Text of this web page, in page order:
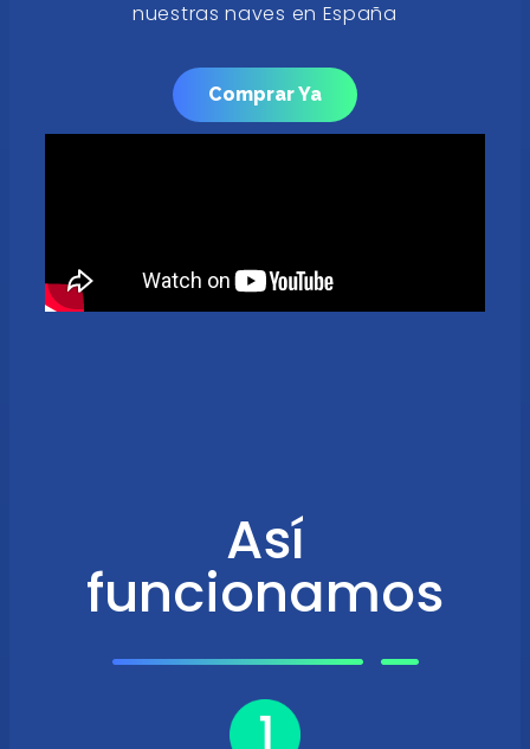
nuestras naves en España
Comprar Ya
Así
funcionamos